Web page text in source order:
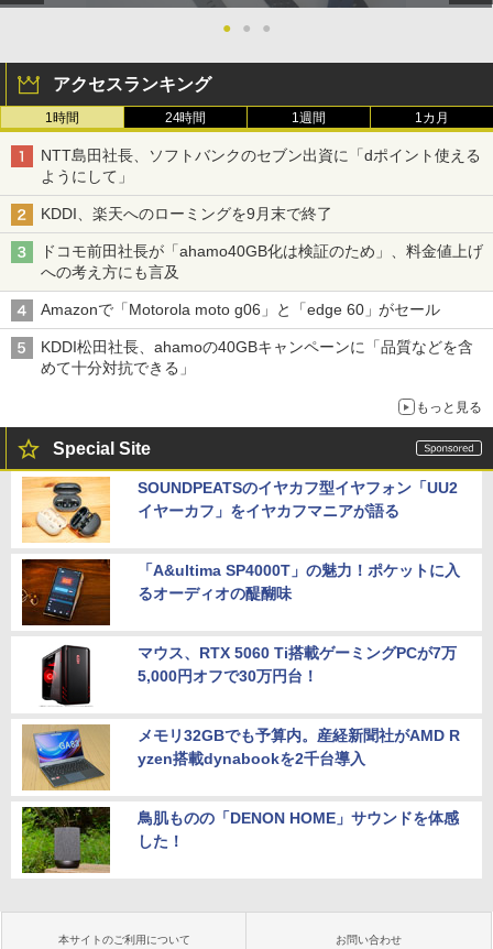
● ● ●
アクセスランキング
1時間 24時間 1週間 1カ月
NTT島田社長、ソフトバンクのセブン出資に「dポイント使える
ようにして」
KDDI、楽天へのローミングを9月末で終了
ドコモ前田社長が「ahamo40GB化は検証のため」、料金値上げ
への考え方にも言及
Amazonで「Motorola moto g06」と「edge 60」がセール
KDDI松田社長、ahamoの40GBキャンペーンに「品質などを含
めて十分対抗できる」
もっと見る
Special Site
SOUNDPEATSのイヤカフ型イヤフォン「UU2
イヤーカフ」をイヤカフマニアが語る
「A&ultima SP4000T」の魅力！ポケットに入
るオーディオの醍醐味
マウス、RTX 5060 Ti搭載ゲーミングPCが7万
5,000円オフで30万円台！
メモリ32GBでも予算内。産経新聞社がAMD R
yzen搭載dynabookを2千台導入
鳥肌ものの「DENON HOME」サウンドを体感
した！
本サイトのご利用について お問い合わせ